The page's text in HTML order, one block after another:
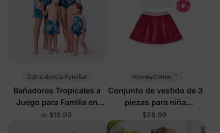
Coincidencia Familiar
Bañadores Tropicales a
Juego para Familia en
Turquesa
de $16.99
BunnyCotton ™
Conjunto de vestido de 3
piezas para niña
pequeña/niño Barbie con
diadema Hot
$26.99